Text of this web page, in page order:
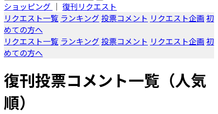
ショッピング ｜ 復刊リクエスト
リクエスト一覧 ランキング投票コメント リクエスト企画 初
めての方へ
リクエスト一覧 ランキング投票コメント リクエスト企画 初
めての方へ
復刊投票コメント一覧（人気
順）